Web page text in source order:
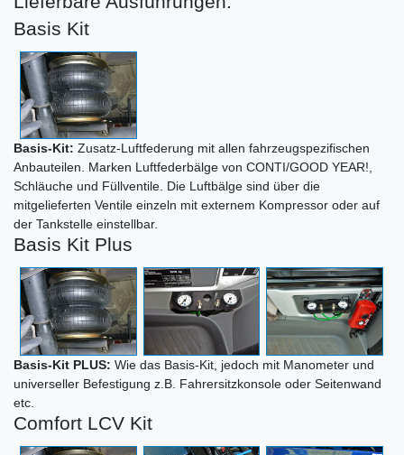
Basis Kit
Basis-Kit: Zusatz-Luftfederung mit allen fahrzeugspezifischen
Anbauteilen. Marken Luftfederbälge von CONTI/GOOD YEAR!,
Schläuche und Füllventile. Die Luftbälge sind über die
mitgelieferten Ventile einzeln mit externem Kompressor oder auf
der Tankstelle einstellbar.
Basis Kit Plus
Basis-Kit PLUS: Wie das Basis-Kit, jedoch mit Manometer und
universeller Befestigung z.B. Fahrersitzkonsole oder Seitenwand
etc.
Comfort LCV Kit